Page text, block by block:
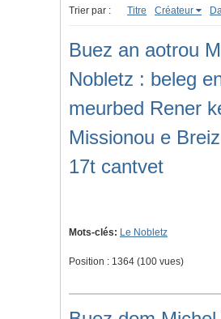
Trier par : Titre Créateur
Buez an aotrou
Nobletz : beleg
meurbed Rener
Missionou e
17t cantvet
Mots-clés: Le Nobletz
Position : 1364 (100 vues)